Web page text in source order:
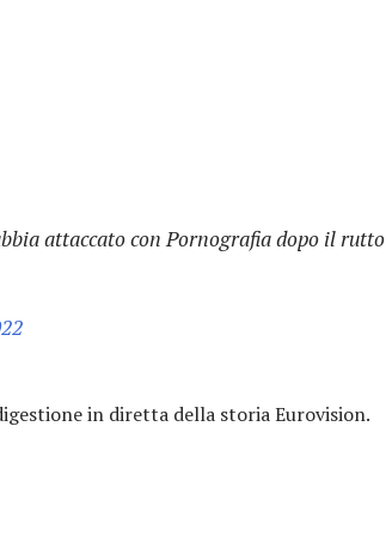
attaccato con Pornografia dopo il rutto
in diretta della storia Eurovision.